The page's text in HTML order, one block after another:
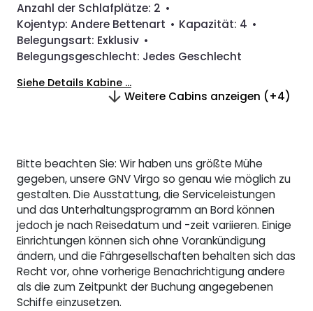
Anzahl der Schlafplätze: 2 •
Kojentyp: Andere Bettenart • Kapazität: 4 •
Belegungsart: Exklusiv •
Belegungsgeschlecht: Jedes Geschlecht
Siehe Details Kabine ...
Weitere Cabins anzeigen (+4)
Bitte beachten Sie: Wir haben uns größte Mühe
gegeben, unsere GNV Virgo so genau wie möglich zu
gestalten. Die Ausstattung, die Serviceleistungen
und das Unterhaltungsprogramm an Bord können
jedoch je nach Reisedatum und -zeit variieren. Einige
Einrichtungen können sich ohne Vorankündigung
ändern, und die Fährgesellschaften behalten sich das
Recht vor, ohne vorherige Benachrichtigung andere
als die zum Zeitpunkt der Buchung angegebenen
Schiffe einzusetzen.